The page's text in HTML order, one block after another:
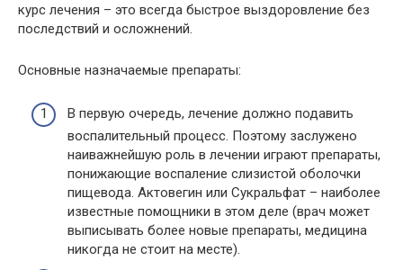
курс лечения – это всегда быстрое выздоровление без
последствий и осложнений.
Основные назначаемые препараты:
В первую очередь, лечение должно подавить
воспалительный процесс. Поэтому заслужено
наиважнейшую роль в лечении играют препараты,
понижающие воспаление слизистой оболочки
пищевода. Актовегин или Сукральфат – наиболее
известные помощники в этом деле (врач может
выписывать более новые препараты, медицина
никогда не стоит на месте).